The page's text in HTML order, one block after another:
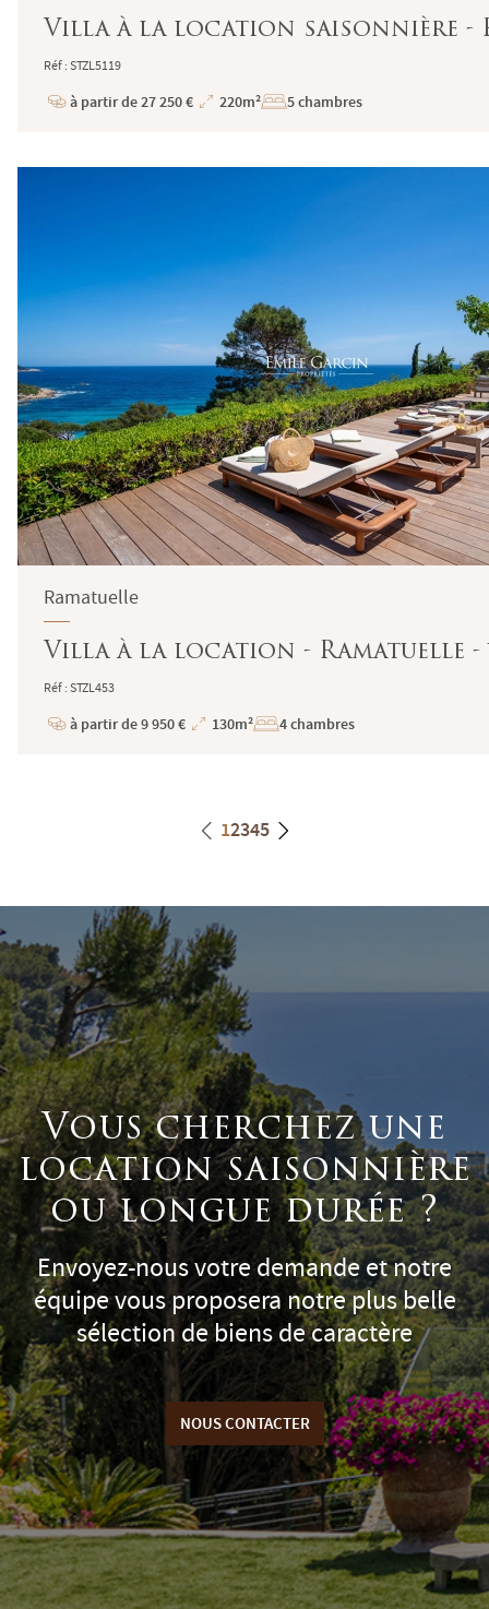
Villa à la location saisonnière -
Réf : STZL5119
Prix
à partir de 27 250 €
Superficie
220m² 5 chambres
Ramatuelle
Villa à la location - Ramatuelle -
Réf : STZL453
Prix
à partir de 9 950 €
Superficie
130m² 4 chambres
12345
Vous cherchez une
location saisonnière
ou longue durée ?
Envoyez-nous votre demande et notre
équipe vous proposera notre plus belle
sélection de biens de caractère
NOUS CONTACTER